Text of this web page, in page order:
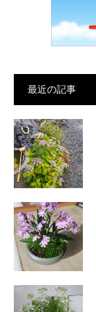
最近の記事